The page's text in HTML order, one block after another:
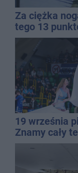
Za ciężka
tego 13
19 września
Znamy cały